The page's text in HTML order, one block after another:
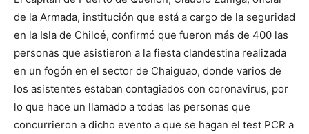
de la Armada, institución que está a cargo de la seguridad
en la Isla de Chiloé, confirmó que fueron más de 400 las
personas que asistieron a la fiesta clandestina realizada
en un fogón en el sector de Chaiguao, donde varios de
los asistentes estaban contagiados con coronavirus, por
lo que hace un llamado a todas las personas que
concurrieron a dicho evento a que se hagan el test PCR a